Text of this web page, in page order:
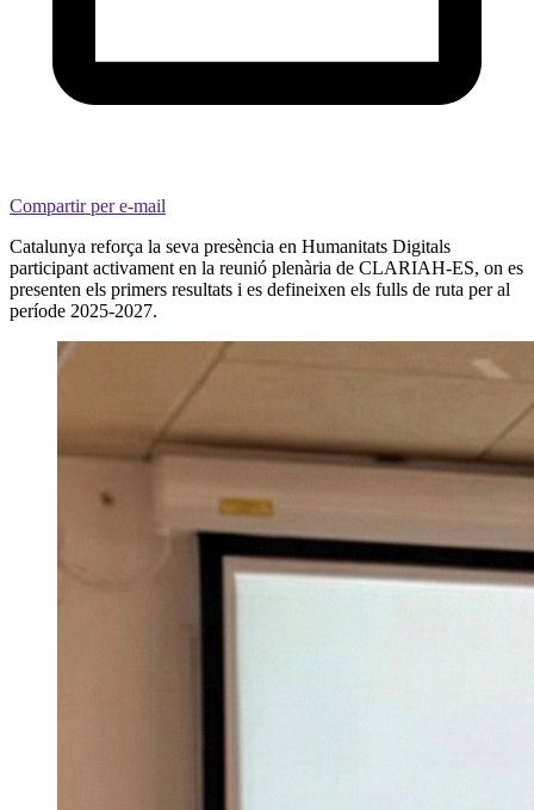
Compartir per e-mail
Catalunya reforça la seva presència en Humanitats Digitals
participant activament en la reunió plenària de CLARIAH-ES, on es
presenten els primers resultats i es defineixen els fulls de ruta per al
període 2025-2027.